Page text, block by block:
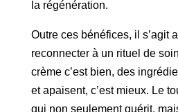
la régénération.
Outre ces bénéfices, il s’agit
reconnecter à un rituel de
crème c’est bien, des
et apaisent, c’est mieux. Le
qui non seulement guérit,